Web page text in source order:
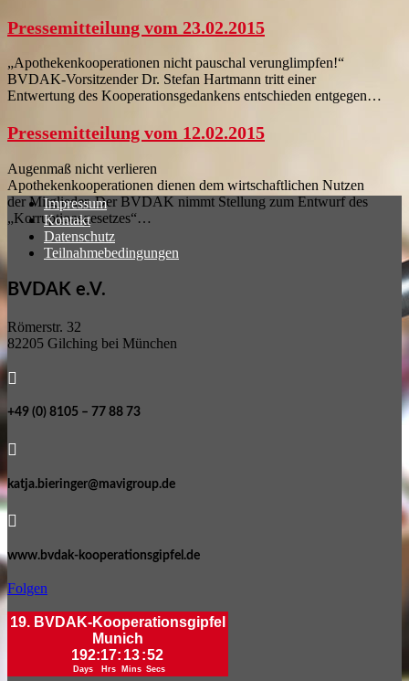
Pressemitteilung vom 23.02.2015
„Apothekenkooperationen nicht pauschal verunglimpfen!“
BVDAK-Vorsitzender Dr. Stefan Hartmann tritt einer
Entwertung des Kooperationsgedankens entschieden entgegen…
Pressemitteilung vom 12.02.2015
Augenmaß nicht verlieren
Apothekenkooperationen dienen dem wirtschaftlichen Nutzen
der Mitglieder. Der BVDAK nimmt Stellung zum Entwurf des
„Korruptionsgesetzes“…
Impressum
Kontakt
Datenschutz
Teilnahmebedingungen
BVDAK e.V.
Römerstr. 32
82205 Gilching bei München

+49 (0) 8105 – 77 88 73

katja.bieringer@mavigroup.de

www.bvdak-kooperationsgipfel.de
Folgen